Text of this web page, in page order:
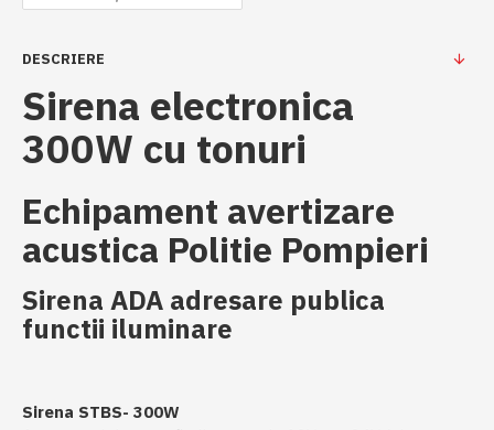
DESCRIERE
Sirena electronica
300W cu tonuri
Echipament avertizare
acustica Politie Pompieri
Sirena ADA adresare publica
functii iluminare
Sirena STBS- 300W